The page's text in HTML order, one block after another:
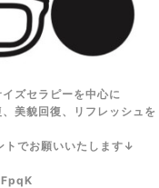
ズセラピーを中心に
美貌回復、リフレッシュを
トでお願いいたします↓